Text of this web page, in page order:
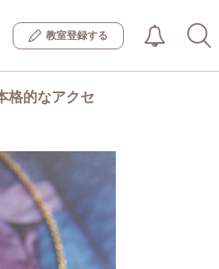
教室登録する
格的なアクセ